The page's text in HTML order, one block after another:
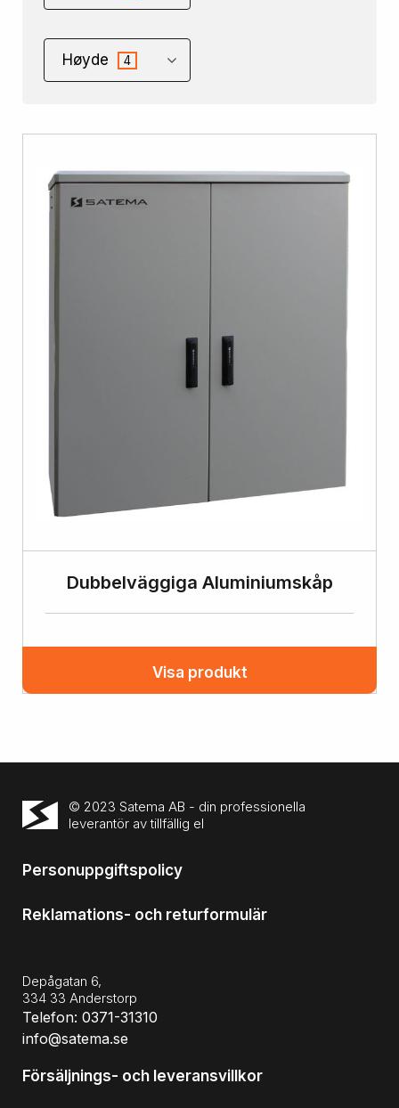
Høyde 4
Dubbelväggiga Aluminiumskåp
Visa produkt
© 2023 Satema AB - din professionella
leverantör av tillfällig el
Personuppgiftspolicy
Reklamations- och returformulär
Depågatan 6,
334 33 Anderstorp
Telefon: 0371-31310
info@satema.se
Försäljnings- och leveransvillkor